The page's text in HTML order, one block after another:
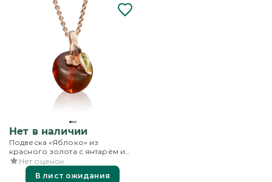
Нет в наличии
Подвеска «Яблоко» из
красного золота с янтарём и
эмалью
Нет оценок
В лист ожидания